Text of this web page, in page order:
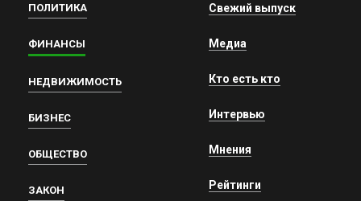
ПОЛИТИКА
ФИНАНСЫ
НЕДВИЖИМОСТЬ
БИЗНЕС
ОБЩЕСТВО
ЗАКОН
Свежий выпуск
Медиа
Кто есть кто
Интервью
Мнения
Рейтинги